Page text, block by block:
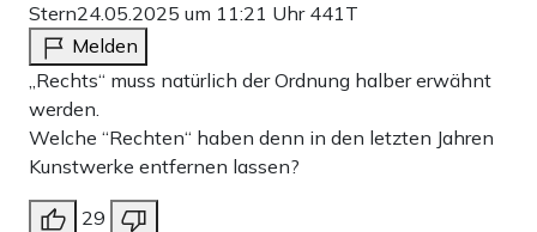
Stern24.05.2025 um 11:21 Uhr 441T
Melden
„Rechts“ muss natürlich der Ordnung halber erwähnt
werden.
Welche “Rechten“ haben denn in den letzten Jahren
Kunstwerke entfernen lassen?
29